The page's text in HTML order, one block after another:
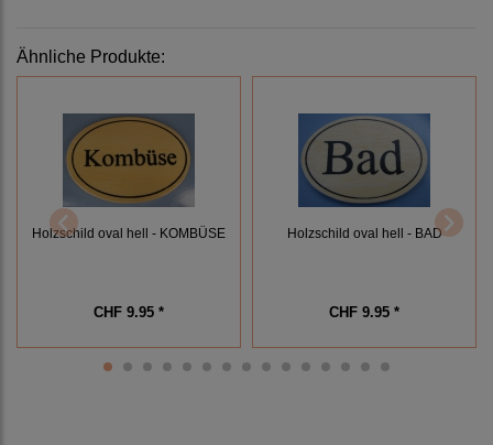
Ähnliche Produkte:
Holzschild oval hell - KOMBÜSE
CHF 9.95 *
Holzschild oval hell - BAD
CHF 9.95 *